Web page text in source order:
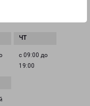
с 09:00 до
19:00